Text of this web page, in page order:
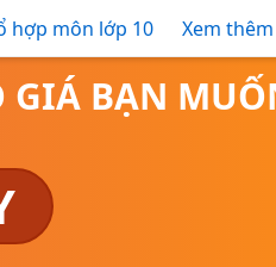
hợp môn lớp 10 Xem thêm
GIÁ BẠN